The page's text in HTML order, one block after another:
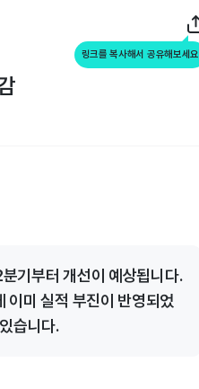
링크를 복사해서 공유해보세요
기부터 개선이 예상됩니다.
이미 실적 부진이 반영되었
습니다.